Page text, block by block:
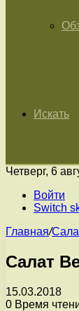
Искать
Четверг, 6
Войти
Switch
Главная/
Салат
15.03.2018
0 Время